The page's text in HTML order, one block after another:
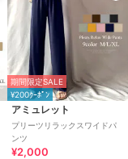
期間限定SALE
¥200ｸｰﾎﾟﾝ
アミュレット
プリーツリラックスワイドパ
ンツ
¥2,000